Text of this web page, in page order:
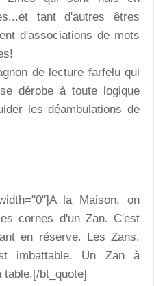
tant d'autres êtres
d'associations de mots
de lecture farfelu qui
dérobe à toute logique
les déambulations de
la Maison, on
cornes d'un Zan. C'est
en réserve. Les Zans,
imbattable. Un Zan à
bt_quote]